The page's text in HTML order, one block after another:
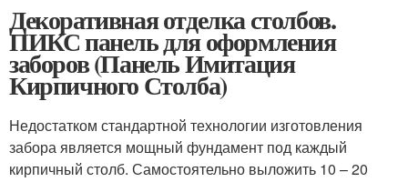
Декоративная отделка столбов.
ПИКС панель для оформления
заборов (Панель Имитация
Кирпичного Столба)
Недостатком стандартной технологии изготовления
забора является мощный фундамент под каждый
кирпичный столб. Самостоятельно выложить 10 – 20